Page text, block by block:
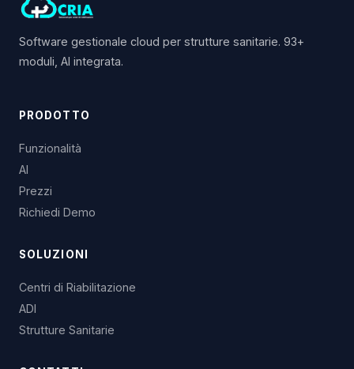
Software gestionale cloud per strutture sanitarie. 93+
moduli, AI integrata.
PRODOTTO
Funzionalità
AI
Prezzi
Richiedi Demo
SOLUZIONI
Centri di Riabilitazione
ADI
Strutture Sanitarie